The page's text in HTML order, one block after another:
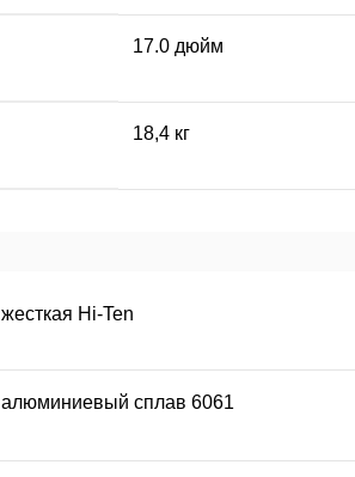
17.0 дюйм
18,4 кг
жесткая Hi-Ten
алюминиевый сплав 6061